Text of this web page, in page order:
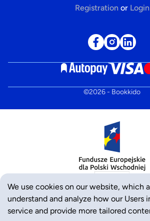
Registration or Login
©2026- Bookkido
We use cookies on our website, which
understand and analyze how our
service and provide more tailored